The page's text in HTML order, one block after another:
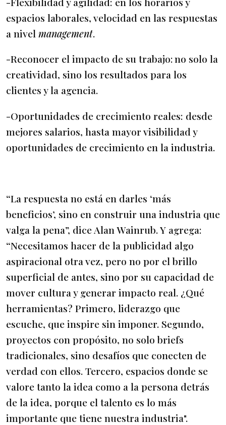
espacios laborales, velocidad en las respuestas
a nivel management.
-Reconocer el impacto de su trabajo: no solo la
creatividad, sino los resultados para los
clientes y la agencia.
-Oportunidades de crecimiento reales: desde
mejores salarios, hasta mayor visibilidad y
oportunidades de crecimiento en la industria.
“La respuesta no está en darles ‘más
beneficios’, sino en construir una industria que
valga la pena”, dice Alan Wainrub. Y agrega:
“Necesitamos hacer de la publicidad algo
aspiracional otra vez, pero no por el brillo
superficial de antes, sino por su capacidad de
mover cultura y generar impacto real. ¿Qué
herramientas? Primero, liderazgo que
escuche, que inspire sin imponer. Segundo,
proyectos con propósito, no solo briefs
tradicionales, sino desafíos que conecten de
verdad con ellos. Tercero, espacios donde se
valore tanto la idea como a la persona detrás
de la idea, porque el talento es lo más
importante que tiene nuestra industria".